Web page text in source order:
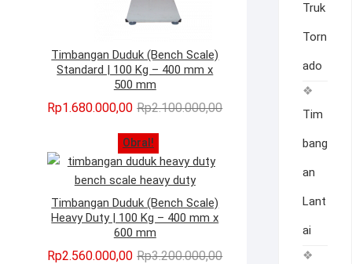
Timbangan Duduk (Bench Scale)
Standard | 100 Kg – 400 mm x
500 mm
Rp2.100.000,00Harga
Rp1.680.000,00
Harga
Obral!
Timbangan Duduk (Bench Scale)
Heavy Duty | 100 Kg – 400 mm x
600 mm
Rp3.200.000,00Harga
Rp2.560.000,00
Harga
Truk
Torn
ado
Tim
bang
an
Lant
ai